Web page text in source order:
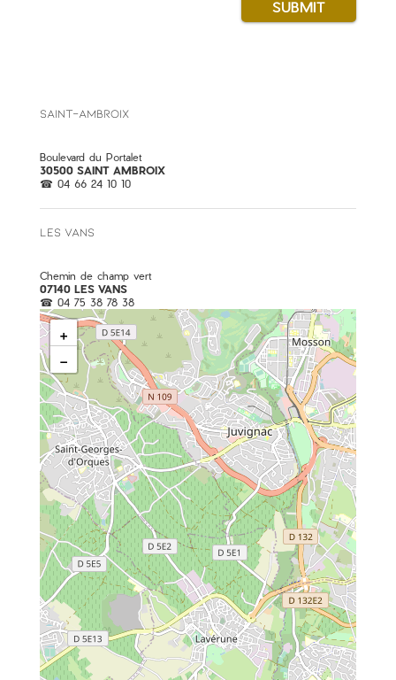
SAINT-AMBROIX
Boulevard du Portalet
30500 SAINT AMBROIX
04 66 24 10 10
LES VANS
Chemin de champ vert
07140 LES VANS
04 75 38 78 38
+
−